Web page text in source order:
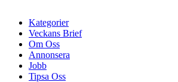
Kategorier
Veckans Brief
Om Oss
Annonsera
Jobb
Tipsa Oss